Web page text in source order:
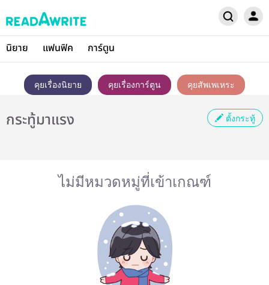
นิยาย แฟนฟิค การ์ตูน
คุยเรื่องนิยาย คุยเรื่องการ์ตูน คุยสัพเพเหระ
กระทู้มาแรง ตั้งกระทู้
ไม่มีหมวดหมู่ที่เข้าเกณฑ์